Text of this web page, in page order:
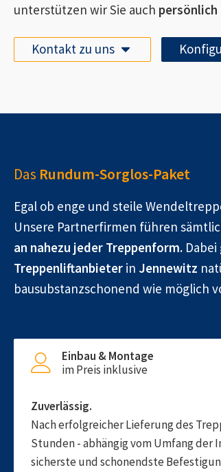
unterstützen wir Sie auch persönlich
Kontakt zu uns
Das Rundum-Sorglos-Paket
Egal ob enge und steile
Unsere Partnerfirmen führen
an nahezu jeder Treppenform.
Treppenliftanbieter in Jennewitz
bausubstanzschonend wie möglich
Einbau & Montage
im Preis inklusive
Zuverlässig.
Nach erfolgreicher Lieferung des
Stunden - abhängig vom Umfang
sicherste und schonendste